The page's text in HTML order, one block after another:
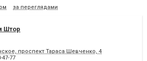
за переглядами
Штор
проспект Тараса Шевченко, 4
47-77